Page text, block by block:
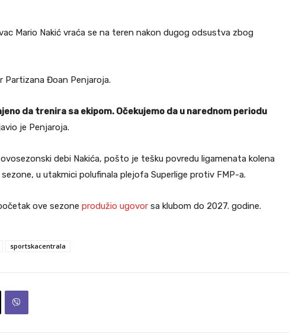
Mario Nakić vraća se na teren nakon dugog odsustva zbog
Partizana Đoan Penjaroja.
da trenira sa ekipom. Očekujemo da u narednom periodu
je Penjaroja.
debi Nakića, pošto je tešku povredu ligamenata kolena
u utakmici polufinala plejofa Superlige protiv FMP-a.
ove sezone produžio ugovor sa klubom do 2027. godine.
sportskacentrala